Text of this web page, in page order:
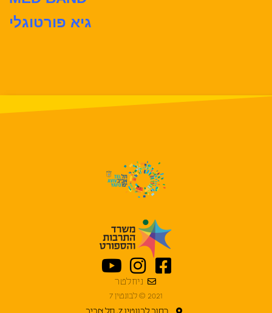
גיא פורטוגלי
רחוב לבונטין 7, תל אביב
ניוזלטר
2021 © לבונטין 7